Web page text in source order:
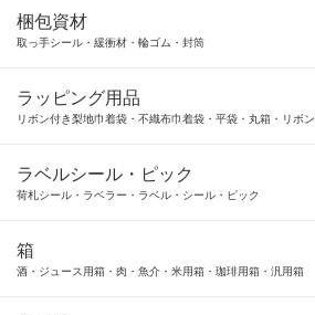
梱包資材
取っ手シール・緩衝材・輪ゴム・封筒
ラッピング用品
リボン付き梨地巾着袋・不織布巾着袋・平袋・丸箱・リボン
ラベルシール・ピック
荷札シール・ラベラー・ラベル・シール・ピック
箱
酒・ジュース用箱・肉・魚介・米用箱・珈琲用箱・汎用箱